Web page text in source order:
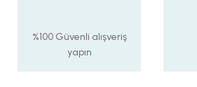
%100 Güvenli alışveriş
yapın